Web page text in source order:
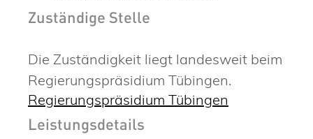
Zuständige Stelle
Die Zuständigkeit liegt landesweit beim
Regierungspräsidium Tübingen.
Regierungspräsidium Tübingen
Leistungsdetails